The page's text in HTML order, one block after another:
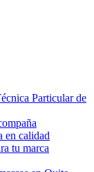
Particular de
en calidad
tu marca